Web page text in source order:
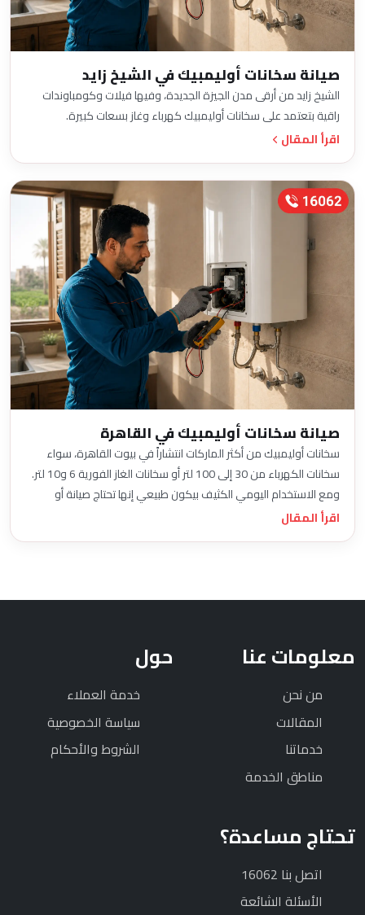
صيانة سخانات أوليمبيك في الشيخ زايد
الشيخ زايد من أرقى مدن الجيزة الجديدة، وفيها فيلات وكومباوندات
راقية بتعتمد على سخانات أوليمبيك كهرباء وغاز بسعات كبيرة.
اقرأ المقال
صيانة سخانات أوليمبيك في القاهرة
سخانات أوليمبيك من أكثر الماركات انتشاراً في بيوت القاهرة، سواء
سخانات الكهرباء من 30 إلى 100 لتر أو سخانات الغاز الفورية 6 و10 لتر.
ومع الاستخدام اليومي الكثيف بيكون طبيعي إنها تحتاج صيانة أو
إصلاح.
اقرأ المقال
معلومات عنا
من نحن
المقالات
خدماتنا
مناطق الخدمة
حول
خدمة العملاء
سياسة الخصوصية
الشروط والأحكام
تحتاج مساعدة؟
اتصل بنا 16062
الأسئلة الشائعة